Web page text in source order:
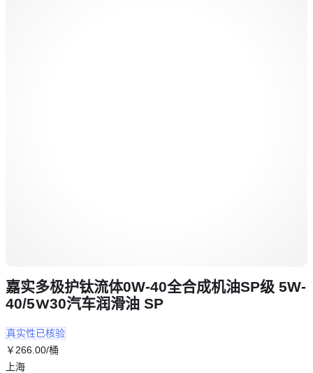
嘉实多极护钛流体0W-40全合成机油SP级 5W-
40/5ｗ30汽车润滑油 SP
真实性已核验
￥ 266 .00/桶
上海